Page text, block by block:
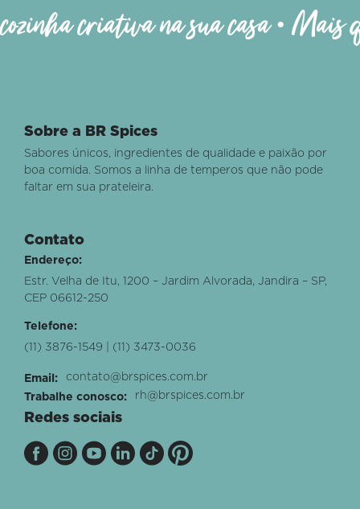
criativa na sua casa • Mais
Sobre a BR Spices
Sabores únicos, ingredientes de qualidade e paixão por
boa comida. Somos a linha de temperos que não pode
faltar em sua prateleira.
Contato
Endereço:
Estr. Velha de Itu, 1200 – Jardim Alvorada, Jandira – SP,
CEP 06612-250
Telefone:
(11) 3876-1549 | (11) 3473-0036
Email:
contato@brspices.com.br
Trabalhe conosco:
rh@brspices.com.br
Redes sociais